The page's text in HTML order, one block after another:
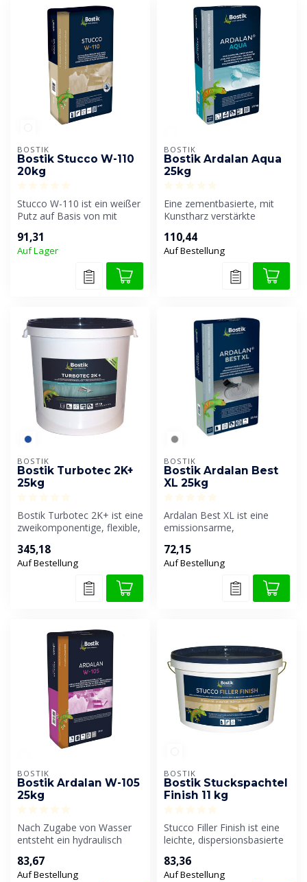
BOSTIK
Bostik Stucco W-110
20kg
Stucco W-110 ist ein weißer
Putz auf Basis von mit
Weißz...
91,31
Auf Lager
BOSTIK
Bostik Ardalan Aqua
25kg
Eine zementbasierte, mit
Kunstharz verstärkte
Zugabe ...
110,44
Auf Bestellung
BOSTIK
Bostik Turbotec 2K+
25kg
Bostik Turbotec 2K+ ist eine
zweikomponentige, flexible,
345,18
Auf Bestellung
BOSTIK
Bostik Ardalan Best
XL 25kg
Ardalan Best XL ist eine
emissionsarme,
spannungsarme
Ausgleichs...
72,15
Auf Bestellung
BOSTIK
Bostik Ardalan W-105
25kg
Nach Zugabe von Wasser
entsteht ein hydraulisch
Wanda...
83,67
Auf Bestellung
BOSTIK
Bostik Stuckspachtel
Finish 11 kg
Stucco Filler Finish ist eine
leichte, dispersionsbasierte
83,36
Auf Bestellung